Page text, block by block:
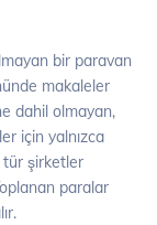
bir paravan
makaleler
dahil olmayan,
için yalnızca
tür şirketler
paralar